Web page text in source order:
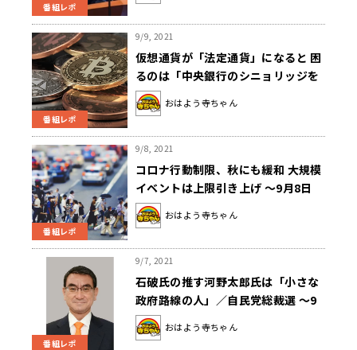
番組レポ
番組レポ
9/9, 2021
仮想通貨が「法定通貨」になると 困
るのは「中央銀行のシニョリッジを
奪う」～9月9日「おはよう寺ちゃ
ん」
おはよう寺ちゃん
番組レポ
9/8, 2021
コロナ行動制限、秋にも緩和 大規模
イベントは上限引き上げ ～9月8日
「おはよう寺ちゃん」
おはよう寺ちゃん
番組レポ
9/7, 2021
石破氏の推す河野太郎氏は「小さな
政府路線の人」／自民党総裁選 ～9
月7日「おはよう寺ちゃん」
おはよう寺ちゃん